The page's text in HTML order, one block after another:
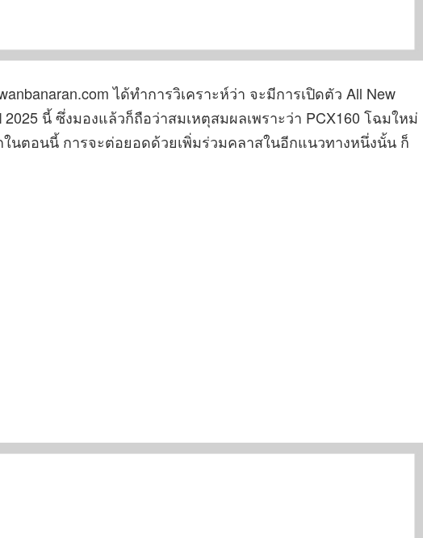
ได้ทำการวิเคราะห์ว่า จะมีการเปิดตัว All New
นี้ ซึ่งมองแล้วก็ถือว่าสมเหตุสมผลเพราะว่า PCX160 โฉมใหม่
นตอนนี้ การจะต่อยอดด้วยเพิ่มร่วมคลาสในอีกแนวทางหนึ่งนั้น ก็